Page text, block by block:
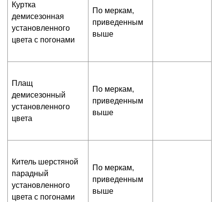
Куртка
демисезонная
установленного
цвета с погонами
По меркам,
приведенным
выше
Плащ
демисезонный
установленного
цвета
По меркам,
приведенным
выше
Китель шерстяной
парадный
установленного
цвета с погонами
По меркам,
приведенным
выше